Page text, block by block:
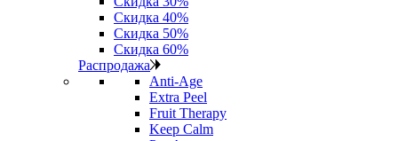
Скидка 40%
Скидка 50%
Скидка 60%
Распродажа
Anti‑Age
Extra Peel
Fruit Therapy
Keep Calm